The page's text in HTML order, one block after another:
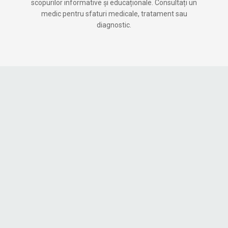
scopurilor informative și educaționale. Consultați un
medic pentru sfaturi medicale, tratament sau
diagnostic.